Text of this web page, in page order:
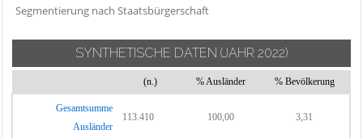
Segmentierung nach Staatsbürgerschaft
SYNTHETISCHE DATEN (JAHR 2022)
(n.) % Ausländer % Bevölkerung
Gesamtsumme
Ausländer
113.410 100,00 3,31